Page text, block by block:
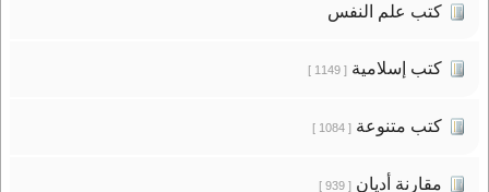
كتب علم النفس
كتب إسلامية[ 1149 ]
كتب متنوعة[ 1084 ]
مقارنة أديان[ 939 ]